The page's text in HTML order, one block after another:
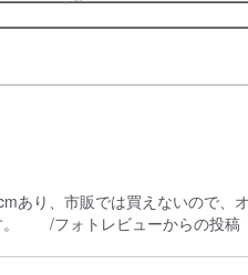
り、市販では買えないので、
。 /フォトレビューからの投稿